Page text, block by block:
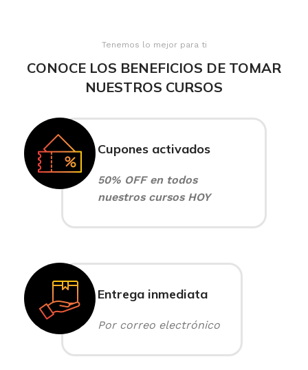
Tenemos lo mejor para ti
CONOCE LOS BENEFICIOS DE TOMAR
NUESTROS CURSOS
Cupones activados
50% OFF en todos
nuestros cursos HOY
Entrega inmediata
Por correo electrónico